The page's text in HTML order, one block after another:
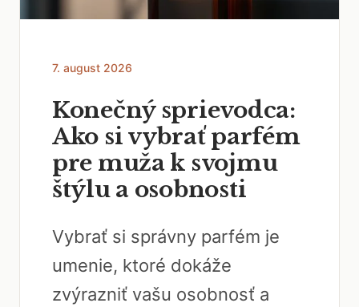
7. august 2026
Konečný sprievodca:
Ako si vybrať parfém
pre muža k svojmu
štýlu a osobnosti
Vybrať si správny parfém je
umenie, ktoré dokáže
zvýrazniť vašu osobnosť a